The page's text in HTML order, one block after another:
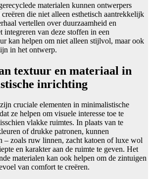
materialen kunnen ontwerpers
die niet alleen esthetisch aantrekkelijk
vertellen over duurzaamheid en
van deze stoffen in een
kan helpen om niet alleen stijlvol, maar ook
in het ontwerp.
textuur en materiaal in
inrichting
cruciale elementen in minimalistische
ze helpen om visuele interesse toe te
vlakke ruimtes. In plaats van te
of drukke patronen, kunnen
– zoals ruw linnen, zacht katoen of luxe wol
en karakter aan de ruimte te geven. Het
materialen kan ook helpen om de zintuigen
van comfort te creëren.